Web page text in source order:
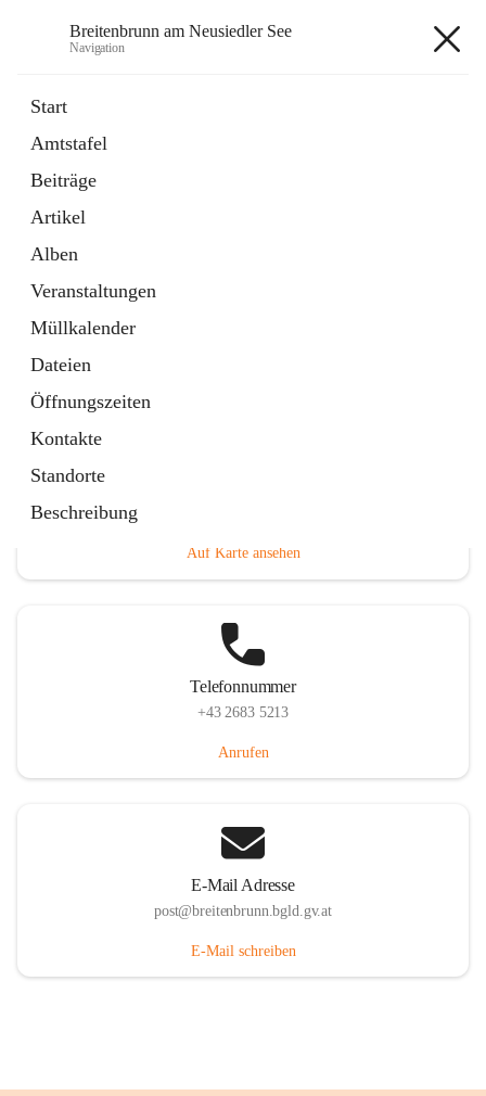
Breitenbrunn am Neusiedler See
Navigation
Start
Amtstafel
Beiträge
Artikel
Alben
Veranstaltungen
Müllkalender
Dateien
Öffnungszeiten
Kontakte
Standorte
Beschreibung
18 Schnellzugriffe
Gemeindeservice
Auf Karte ansehen
Telefonnummer
+43 2683 5213
Anrufen
E-Mail Adresse
post@breitenbrunn.bgld.gv.at
E-Mail schreiben